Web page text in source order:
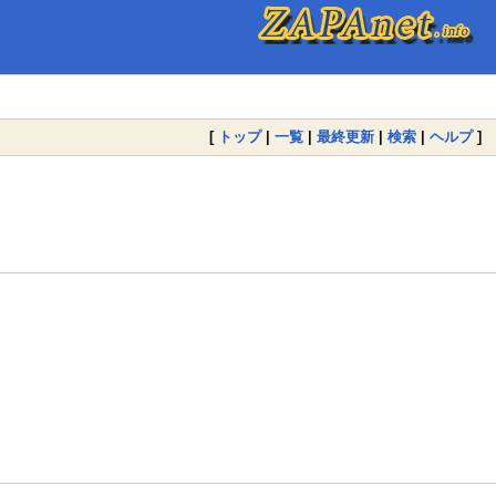
[ トップ| 一覧 | 最終更新 | 検索 | ヘルプ]